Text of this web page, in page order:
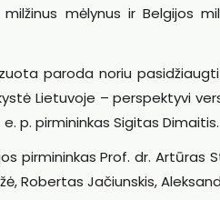
milžinus mėlynus ir Belgijos
paroda noriu
Lietuvoje – perspektyvi
p. pirmininkas Sigitas Dimaitis.
pirmininkas Prof. dr. Artūras
Robertas Jačiunskis,